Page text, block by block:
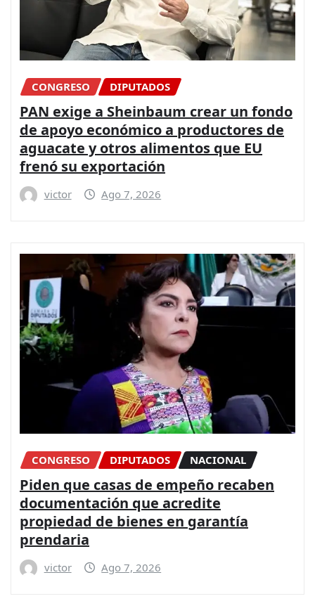
CONGRESO DIPUTADOS
PAN exige a Sheinbaum crear un fondo
de apoyo económico a productores de
aguacate y otros alimentos que EU
frenó su exportación
victor Ago 7, 2026
CONGRESO DIPUTADOS NACIONAL
Piden que casas de empeño recaben
documentación que acredite
propiedad de bienes en garantía
prendaria
victor Ago 7, 2026